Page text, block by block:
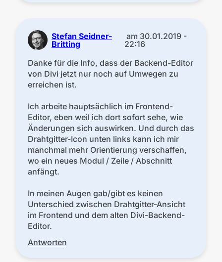
Stefan Seidner-
Britting
am 30.01.2019 -
22:16
Danke für die Info, dass der Backend-Editor
von Divi jetzt nur noch auf Umwegen zu
erreichen ist.
Ich arbeite hauptsächlich im Frontend-
Editor, eben weil ich dort sofort sehe, wie
Änderungen sich auswirken. Und durch das
Drahtgitter-Icon unten links kann ich mir
manchmal mehr Orientierung verschaffen,
wo ein neues Modul / Zeile / Abschnitt
anfängt.
In meinen Augen gab/gibt es keinen
Unterschied zwischen Drahtgitter-Ansicht
im Frontend und dem alten Divi-Backend-
Editor.
Antworten